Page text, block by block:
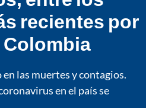
recientes por
Colombia
las muertes y contagios.
en el país se